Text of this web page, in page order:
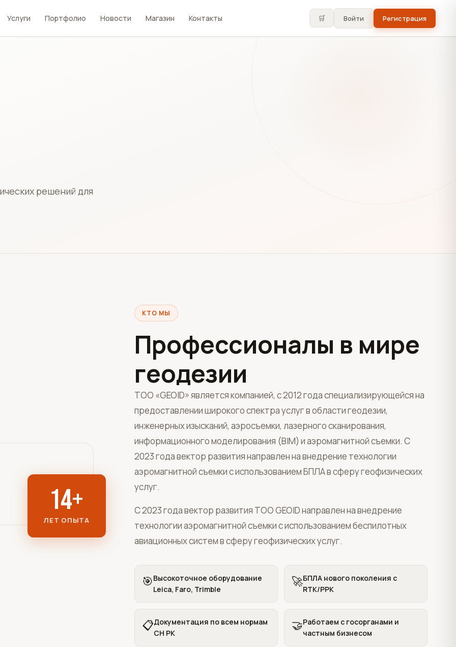
Услуги Портфолио Новости Магазин Контакты 🛒 Войти Регистрация
решений для
14+
ЛЕТ ОПЫТА
КТО МЫ
Профессионалы в мире
геодезии
ТОО «GEOID» является компанией, с 2012 года специализирующейся на
предоставлении широкого спектра услуг в области геодезии,
инженерных изысканий, аэросъемки, лазерного сканирования,
информационного моделирования (BIM) и аэромагнитной съемки. С
2023 года вектор развития направлен на внедрение технологии
аэромагнитной съемки с использованием БПЛА в сферу геофизических
услуг.
С 2023 года вектор развития ТОО GEOID направлен на внедрение
технологии аэромагнитной съемки с использованием беспилотных
авиационных систем в сферу геофизических услуг.
🎯Высокоточное оборудование
Leica, Faro, Trimble
🚀БПЛА нового поколения с
RTK/PPK
📋Документация по всем нормам
СН РК
🤝Работаем с госорганами и
частным бизнесом